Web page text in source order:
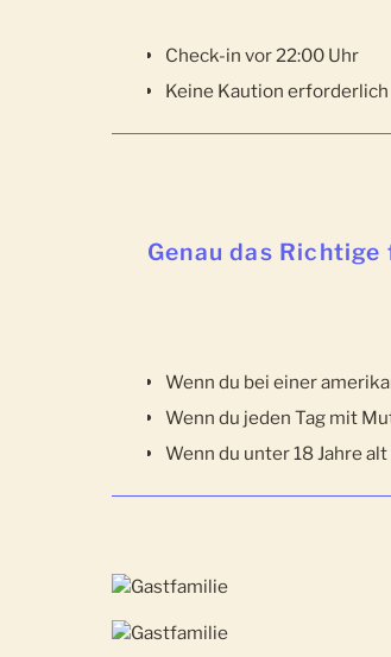
Check-in vor 22:00 Uhr
Keine Kaution erforderlich
Genau das
Wenn du bei einer
Wenn du jeden Tag mit
Wenn du unter 18 Jahre